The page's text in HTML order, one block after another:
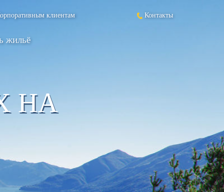
Контакты
клиентам
жильё
НА